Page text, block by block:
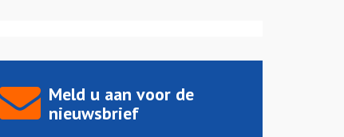
Meld u aan voor de
nieuwsbrief